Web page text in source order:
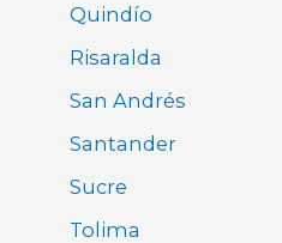
Quindío
Risaralda
San Andrés
Santander
Sucre
Tolima